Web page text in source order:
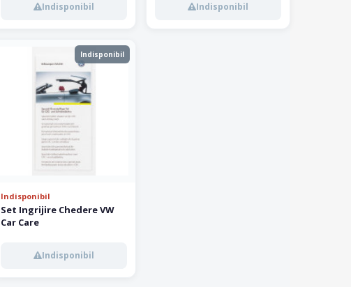
Indisponibil Indisponibil
Indisponibil
Indisponibil
Set Ingrijire Chedere VW
Car Care
Indisponibil